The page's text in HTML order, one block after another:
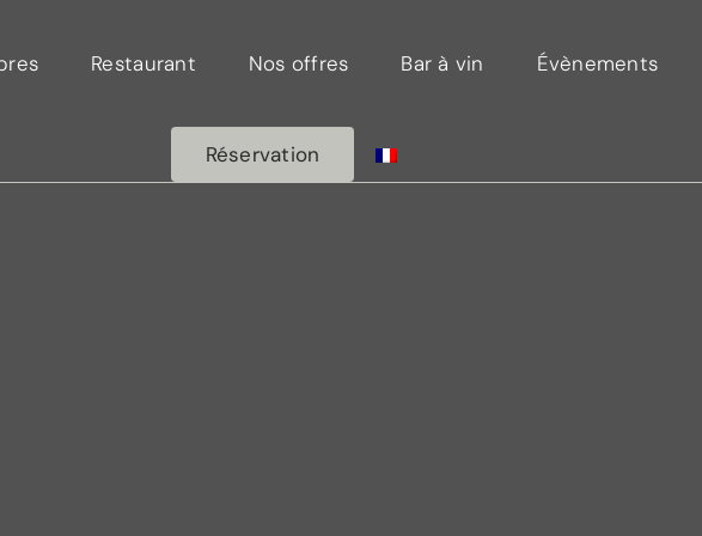
Restaurant Nos offres Bar à vin Évènements
Réservation